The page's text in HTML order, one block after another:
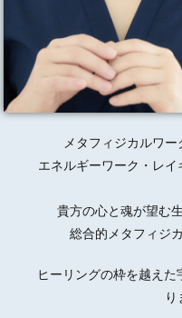
メタフィジカルワ
エネルギーワーク・レ
貴方の心と魂が望む
総合的メタフィジ
ヒーリングの枠を越え
り